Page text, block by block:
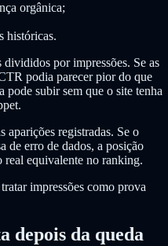
orgânica;
históricas.
por impressões. Se as
podia parecer pior do que
pode subir sem que o site tenha
aparições registradas. Se o
de erro de dados, a posição
real equivalente no ranking.
impressões como prova
depois da queda